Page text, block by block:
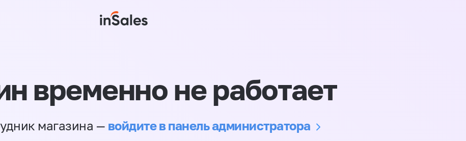
временно не работает
магазина — войдите в панель администратора